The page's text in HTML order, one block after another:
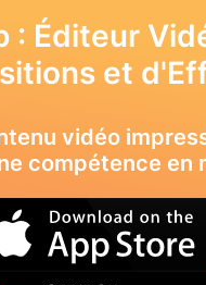
: Éditeur
et
vidéo
compétence en